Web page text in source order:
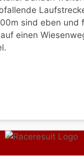
sind eben und
einen